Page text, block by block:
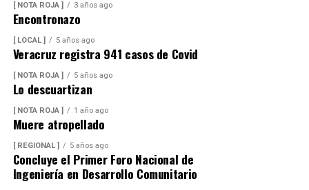
[ NOTA ROJA ] 3 años ago
Encontronazo
[ LOCAL ] 5 años ago
Veracruz registra 941 casos de Covid
[ NOTA ROJA ] 5 años ago
Lo descuartizan
[ NOTA ROJA ] 1 año ago
Muere atropellado
[ REGIONAL ] 5 años ago
Concluye el Primer Foro Nacional de
Ingeniería en Desarrollo Comunitario